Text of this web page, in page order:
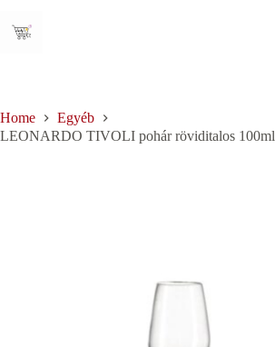
content
Home
Egyéb
LEONARDO TIVOLI pohár röviditalos 100ml